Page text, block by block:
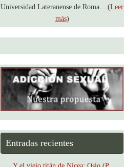
Universidad Lateranense de Roma... (Leer
más)
Entradas recientes